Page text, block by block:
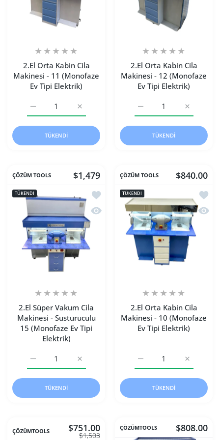
2.El Orta Kabin Cila
Makinesi - 11 (Monofaze
Ev Tipi Elektrik)
2.El Orta Kabin Cila Makinesi - 11
2.El Orta Kabin Cila Makinesi - 11 (Monofaze Ev Tipi
TÜKENDI
2.El Orta Kabin Cila
Makinesi - 12 (Monofaze
Ev Tipi Elektrik)
2.El Orta
2.El Orta Kabin Cila
TÜKENDI
ÇÖZÜM TOOLS $1,479
TÜKENDI
İstek listesine ekle 2.El Süper Vakum
Hızlı Görünüm 2.El Süper Vakum
2.El Süper Vakum Cila
Makinesi - Susturuculu
15 (Monofaze Ev Tipi
Elektrik)
2.El Süper Vakum Cila Makinesi -
2.El Süper Vakum Cila Makinesi - Susturuculu 15
TÜKENDI
ÇÖZÜM TOOLS $840.00
TÜKENDI
İstek
Hızlı
2.El Orta Kabin Cila
Makinesi - 10 (Monofaze
Ev Tipi Elektrik)
2.El Orta
2.El Orta Kabin Cila
TÜKENDI
ÇÖZÜMTOOLS $751.00
$1,503
ÇÖZÜMTOOLS $808.00